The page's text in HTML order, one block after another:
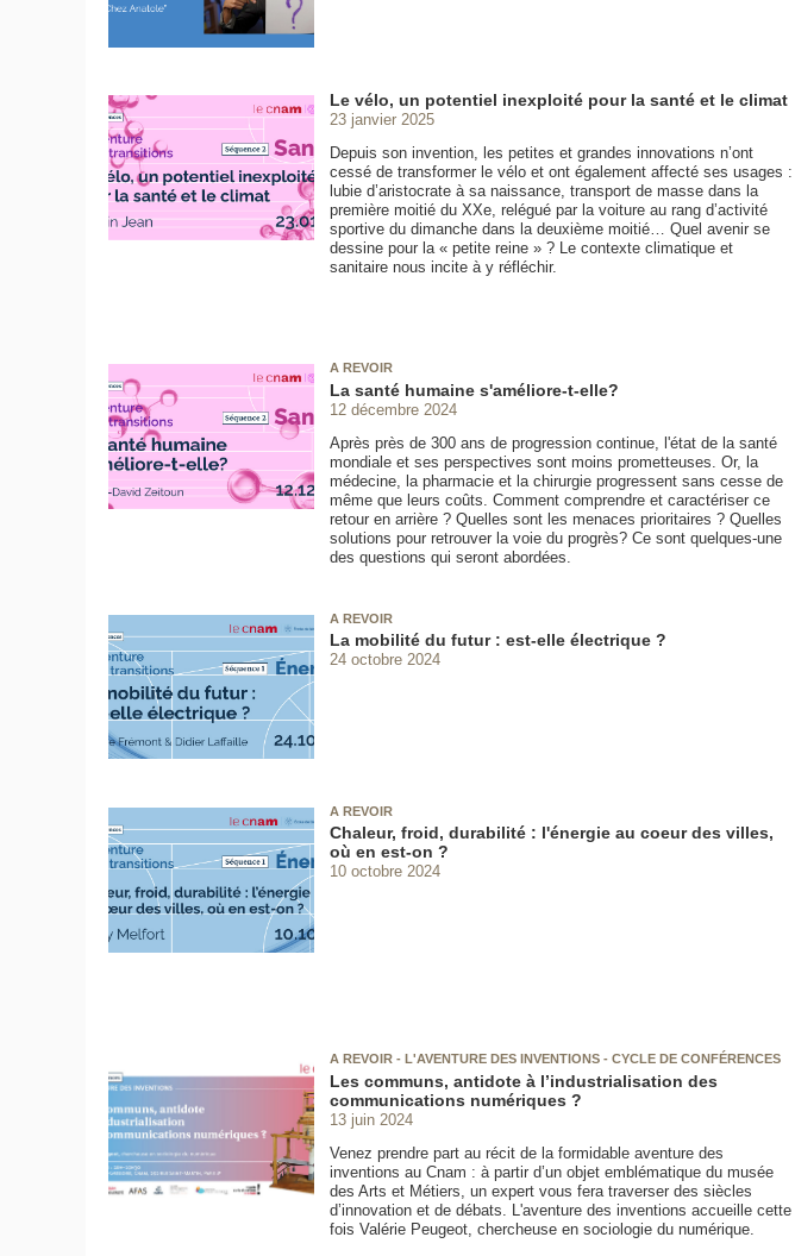
Le vélo, un potentiel inexploité pour la santé et le climat
23 janvier 2025
Depuis son invention, les petites et grandes innovations n’ont
cessé de transformer le vélo et ont également affecté ses usages :
lubie d’aristocrate à sa naissance, transport de masse dans la
première moitié du XXe, relégué par la voiture au rang d’activité
sportive du dimanche dans la deuxième moitié… Quel avenir se
dessine pour la « petite reine » ? Le contexte climatique et
sanitaire nous incite à y réfléchir.
A REVOIR
La santé humaine s'améliore-t-elle?
12 décembre 2024
Après près de 300 ans de progression continue, l'état de la santé
mondiale et ses perspectives sont moins prometteuses. Or, la
médecine, la pharmacie et la chirurgie progressent sans cesse de
même que leurs coûts. Comment comprendre et caractériser ce
retour en arrière ? Quelles sont les menaces prioritaires ? Quelles
solutions pour retrouver la voie du progrès? Ce sont quelques-une
des questions qui seront abordées.
A REVOIR
La mobilité du futur : est-elle électrique ?
24 octobre 2024
A REVOIR
Chaleur, froid, durabilité : l'énergie au coeur des villes,
où en est-on ?
10 octobre 2024
A REVOIR - L'AVENTURE DES INVENTIONS - CYCLE DE CONFÉRENCES
Les communs, antidote à l’industrialisation des
communications numériques ?
13 juin 2024
Venez prendre part au récit de la formidable aventure des
inventions au Cnam : à partir d’un objet emblématique du musée
des Arts et Métiers, un expert vous fera traverser des siècles
d’innovation et de débats. L'aventure des inventions accueille cette
fois Valérie Peugeot, chercheuse en sociologie du numérique.